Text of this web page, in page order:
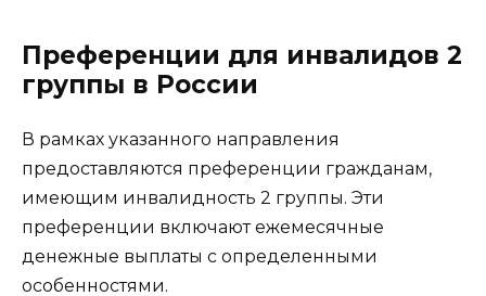
Преференции для инвалидов 2
группы в России
В рамках указанного направления
предоставляются преференции гражданам,
имеющим инвалидность 2 группы. Эти
преференции включают ежемесячные
денежные выплаты с определенными
особенностями.